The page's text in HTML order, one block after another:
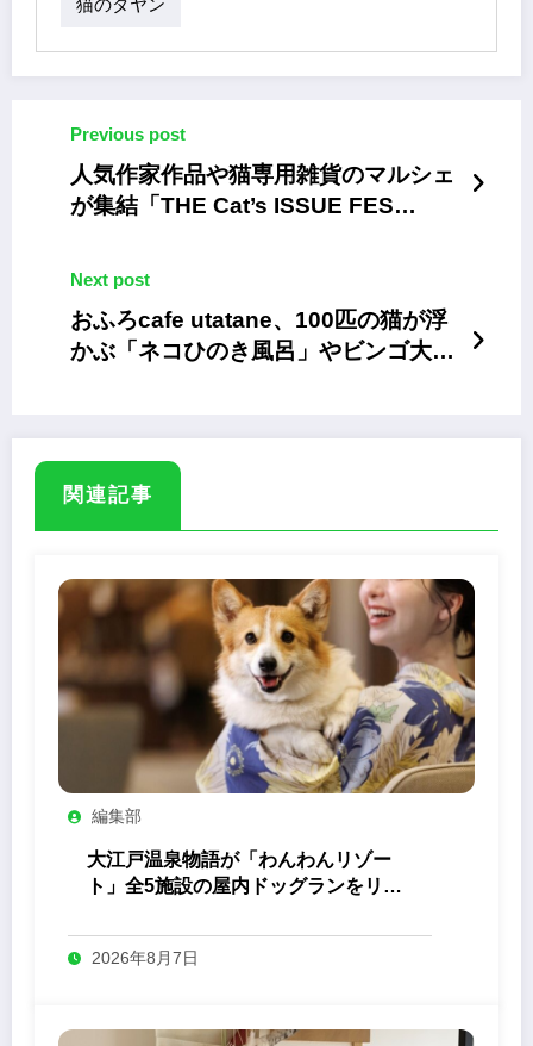
猫のダヤン
Previous post
人気作家作品や猫専用雑貨のマルシェ
が集結「THE Cat’s ISSUE FES
Next post
おふろcafe utatane、100匹の猫が浮
かぶ「ネコひのき風呂」やビンゴ大会
関連記事
編集部
大江戸温泉物語が「わんわんリゾー
ト」全5施設の屋内ドッグランをリニ
2026年8月7日